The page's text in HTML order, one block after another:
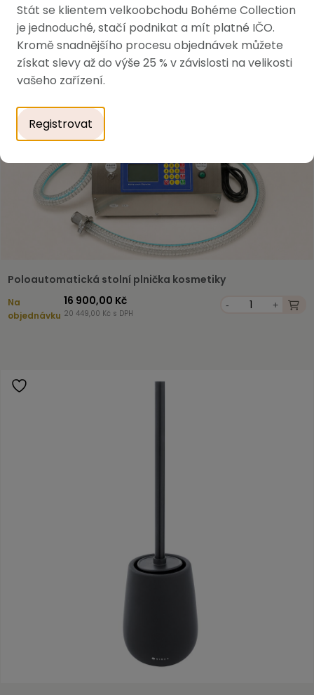
Poloautomatická stolní plnička kosmetiky
Na
objednávku
16 900,00 Kč
20 449,00 Kč s DPH
- +
Stát se klientem velkoobchodu Bohéme Collection
je jednoduché, stačí podnikat a mít platné IČO.
Kromě snadnějšího procesu objednávek můžete
získat slevy až do výše 25 % v závislosti na velikosti
vašeho zařízení.
Registrovat